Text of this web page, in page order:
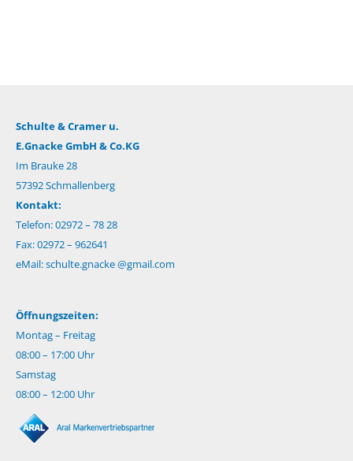
Schulte & Cramer u.
E.Gnacke GmbH & Co.KG
Im Brauke 28
57392 Schmallenberg
Kontakt:
Telefon: 02972 – 78 28
Fax: 02972 – 962641
eMail:schulte.gnacke @gmail.com
Öffnungszeiten:
Montag – Freitag
08:00 – 17:00 Uhr
Samstag
08:00 – 12:00 Uhr